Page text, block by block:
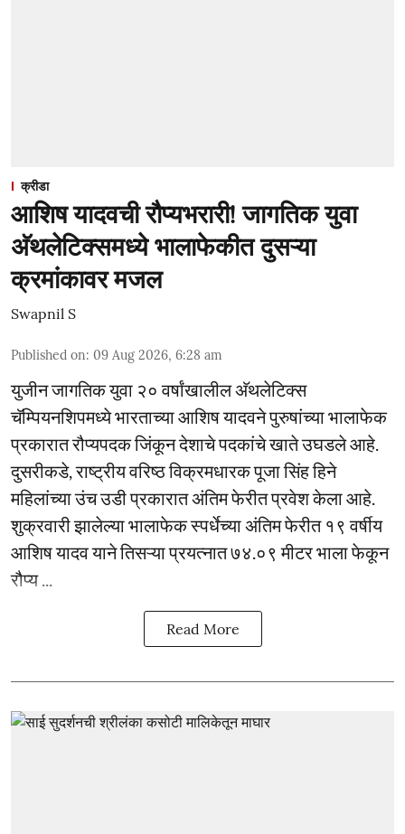
क्रीडा
आशिष यादवची रौप्यभरारी! जागतिक युवा
अ‍ॅथलेटिक्समध्ये भालाफेकीत दुसऱ्या
क्रमांकावर मजल
Swapnil S
Published on: 09 Aug 2026, 6:28 am
युजीन जागतिक युवा २० वर्षांखालील अ‍ॅथलेटिक्स
चॅम्पियनशिपमध्ये भारताच्या आशिष यादवने पुरुषांच्या भालाफेक
प्रकारात रौप्यपदक जिंकून देशाचे पदकांचे खाते उघडले आहे.
दुसरीकडे, राष्ट्रीय वरिष्ठ विक्रमधारक पूजा सिंह हिने
महिलांच्या उंच उडी प्रकारात अंतिम फेरीत प्रवेश केला आहे.
शुक्रवारी झालेल्या भालाफेक स्पर्धेच्या अंतिम फेरीत १९ वर्षीय
आशिष यादव याने तिसऱ्या प्रयत्नात ७४.०९ मीटर भाला फेकून
रौप्य ...
Read More